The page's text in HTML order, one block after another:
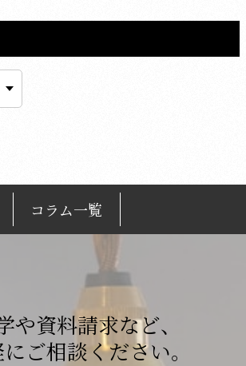
コラム一覧
や資料請求など、
ご相談ください。